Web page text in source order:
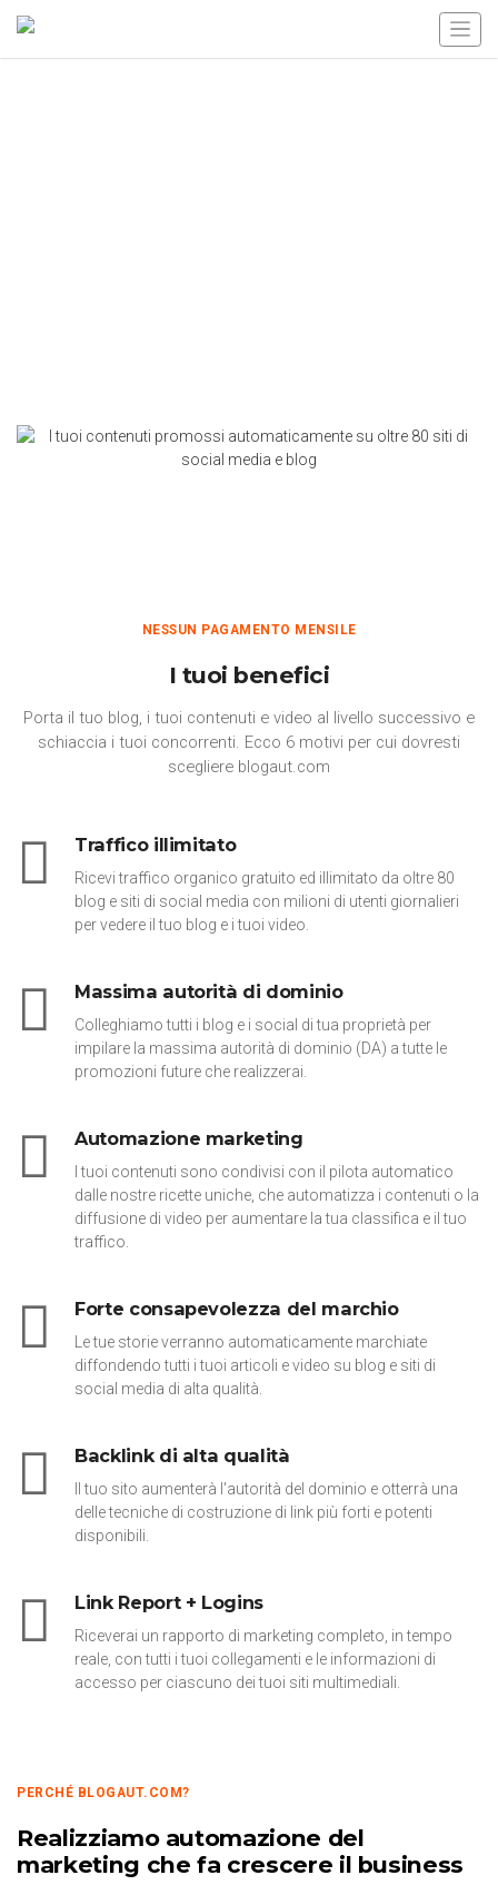
NESSUN PAGAMENTO MENSILE
I tuoi benefici
Porta il tuo blog, i tuoi contenuti e video al livello successivo e
schiaccia i tuoi concorrenti. Ecco 6 motivi per cui dovresti
scegliere blogaut.com
Traffico illimitato
Ricevi traffico organico gratuito ed illimitato da oltre 80
blog e siti di social media con milioni di utenti giornalieri
per vedere il tuo blog e i tuoi video.
Massima autorità di dominio
Colleghiamo tutti i blog e i social di tua proprietà per
impilare la massima autorità di dominio (DA) a tutte le
promozioni future che realizzerai.
Automazione marketing
I tuoi contenuti sono condivisi con il pilota automatico
dalle nostre ricette uniche, che automatizza i contenuti o la
diffusione di video per aumentare la tua classifica e il tuo
traffico.
Forte consapevolezza del marchio
Le tue storie verranno automaticamente marchiate
diffondendo tutti i tuoi articoli e video su blog e siti di
social media di alta qualità.
Backlink di alta qualità
Il tuo sito aumenterà l'autorità del dominio e otterrà una
delle tecniche di costruzione di link più forti e potenti
disponibili.
Link Report + Logins
Riceverai un rapporto di marketing completo, in tempo
reale, con tutti i tuoi collegamenti e le informazioni di
accesso per ciascuno dei tuoi siti multimediali.
PERCHÉ BLOGAUT.COM?
Realizziamo automazione del
marketing che fa crescere il business